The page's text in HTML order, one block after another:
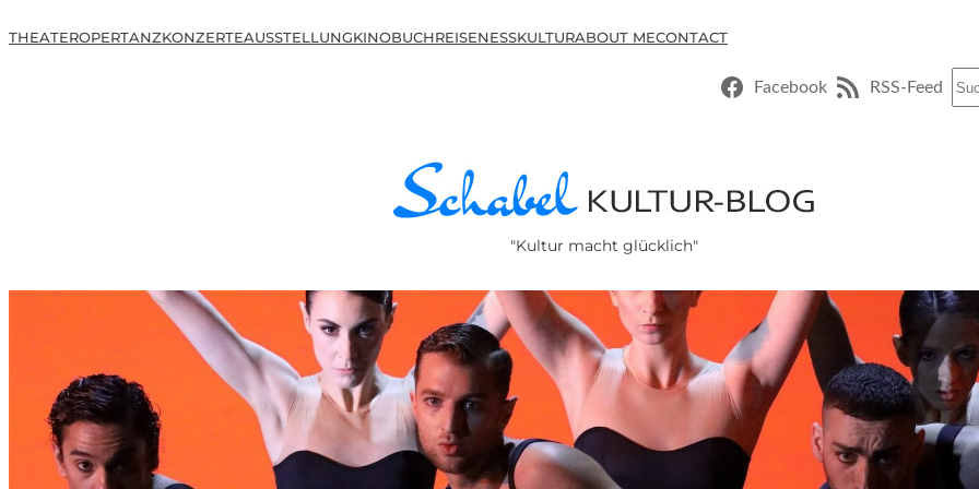
THEATEROPERTANZKONZERTEAUSSTELLUNGKINOBUCHREISENESSKULTURABOUT MECONTACT
Facebook RSS-Feed
"Kultur macht glücklich"